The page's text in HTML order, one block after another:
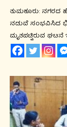
ತುಮಕೂರು: ನಗರದ
ನಡುವೆ ಸಂಭವಿಸಿದ
ಮೃತಪಟ್ಟಿರುವ ಘಟನೆ